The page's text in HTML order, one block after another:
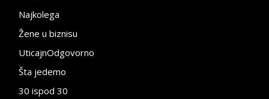
Najkolega
Žene u biznisu
UticajnOdgovorno
Šta jedemo
30 ispod 30